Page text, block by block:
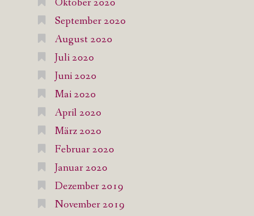
September 2020
August 2020
Juli 2020
Juni 2020
Mai 2020
April 2020
März 2020
Februar 2020
Januar 2020
Dezember 2019
November 2019